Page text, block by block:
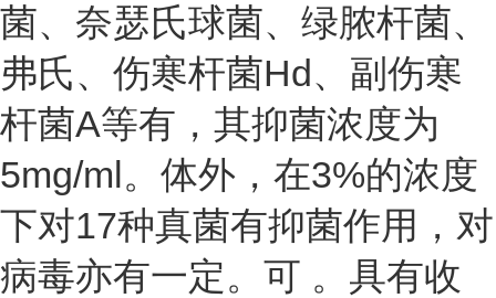
菌、奈瑟氏球菌、绿脓杆菌、
弗氏、伤寒杆菌Hd、副伤寒
杆菌A等有，其抑菌浓度为
5mg/ml。体外，在3%的浓度
下对17种真菌有抑菌作用，对
病毒亦有一定。可 。具有收